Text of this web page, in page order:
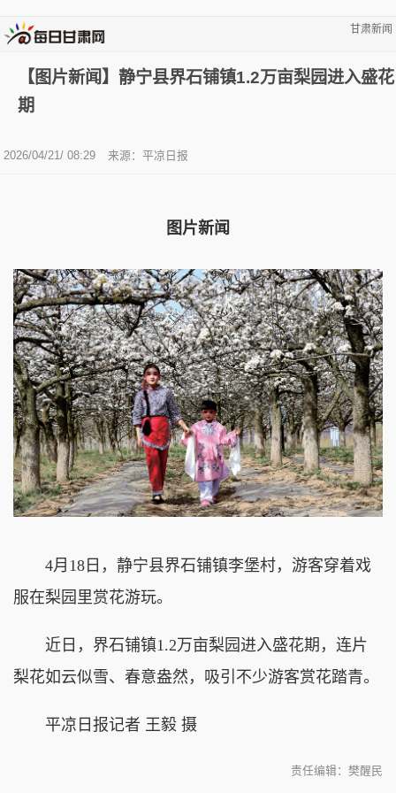
甘肃新闻
【图片新闻】静宁县界石铺镇1.2万亩梨园进入盛花
期
2026/04/21/ 08:29 来源：平凉日报
图片新闻
4月18日，静宁县界石铺镇李堡村，游客穿着戏
服在梨园里赏花游玩。
近日，界石铺镇1.2万亩梨园进入盛花期，连片
梨花如云似雪、春意盎然，吸引不少游客赏花踏青。
平凉日报记者 王毅 摄
责任编辑：樊醒民